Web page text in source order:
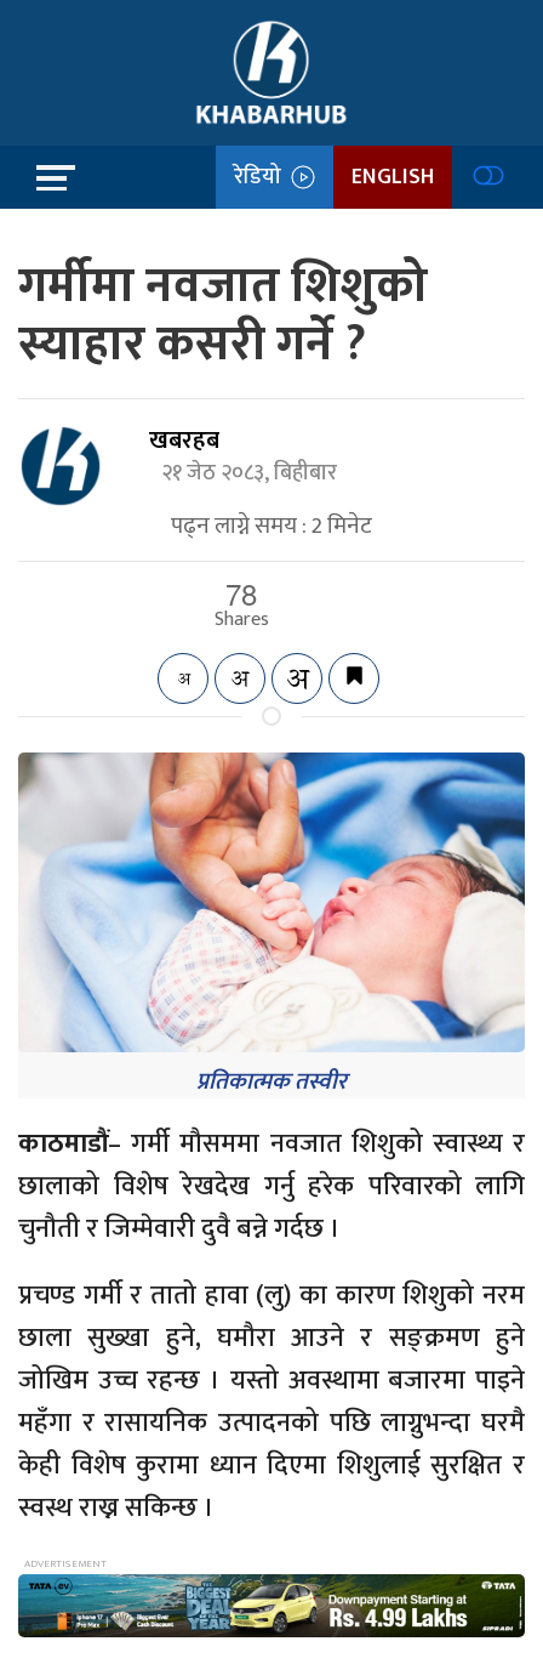
रेडियो ENGLISH
गर्मीमा नवजात शिशुको
स्याहार कसरी गर्ने ?
खबरहब
२१ जेठ २०८३, बिहीबार
पढ्न लाग्ने समय :2मिनेट
78
Shares
प्रतिकात्मक तस्वीर
काठमाडौं– गर्मी मौसममा नवजात शिशुको स्वास्थ्य र
छालाको विशेष रेखदेख गर्नु हरेक परिवारको लागि
चुनौती र जिम्मेवारी दुवै बन्ने गर्दछ ।
प्रचण्ड गर्मी र तातो हावा (लु) का कारण शिशुको नरम
छाला सुख्खा हुने, घमौरा आउने र सङ्क्रमण हुने
जोखिम उच्च रहन्छ । यस्तो अवस्थामा बजारमा पाइने
महँगा र रासायनिक उत्पादनको पछि लाग्नुभन्दा घरमै
केही विशेष कुरामा ध्यान दिएमा शिशुलाई सुरक्षित र
स्वस्थ राख्न सकिन्छ ।